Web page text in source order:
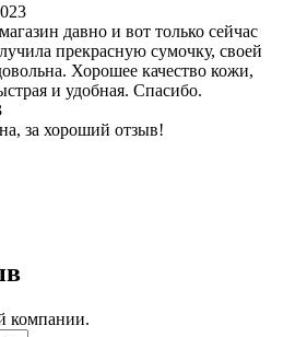
давно и вот только сейчас
прекрасную сумочку, своей
Хорошее качество кожи,
и удобная. Спасибо.
за хороший отзыв!
компании.